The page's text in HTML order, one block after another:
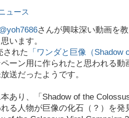
ュース
さんが興味深い動画を
います。
された
「ワンダと巨像（Shadow
ーン用に作られたと思われる
送だったようです。
あり、「Shadow of the
る人物が巨像の化石（？）を発